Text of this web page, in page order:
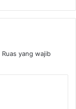
Ruas yang wajib